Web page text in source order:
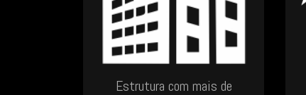
Estrutura com mais de